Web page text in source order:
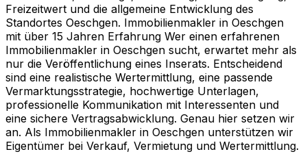
Freizeitwert und die allgemeine Entwicklung des
Standortes Oeschgen. Immobilienmakler in Oeschgen
mit über 15 Jahren Erfahrung Wer einen erfahrenen
Immobilienmakler in Oeschgen sucht, erwartet mehr als
nur die Veröffentlichung eines Inserats. Entscheidend
sind eine realistische Wertermittlung, eine passende
Vermarktungsstrategie, hochwertige Unterlagen,
professionelle Kommunikation mit Interessenten und
eine sichere Vertragsabwicklung. Genau hier setzen wir
an. Als Immobilienmakler in Oeschgen unterstützen wir
Eigentümer bei Verkauf, Vermietung und Wertermittlung.